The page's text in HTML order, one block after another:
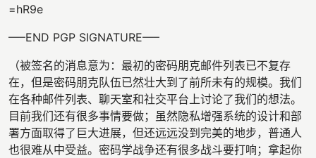
=hR9e
—–END PGP SIGNATURE—–
（被签名的消息意为：最初的密码朋克邮件列表已不复存
在，但是密码朋克队伍已然壮大到了前所未有的规模。我们
在各种邮件列表、聊天室和社交平台上讨论了我们的想法。
目前我们还有很多事情要做；虽然隐私增强系统的设计和部
署方面取得了巨大进展，但还远远没到完美的地步，普通人
也很难从中受益。密码学战争还有很多战斗要打响；拿起你